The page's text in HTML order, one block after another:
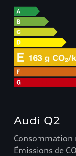
Audi Q2
Émissions de